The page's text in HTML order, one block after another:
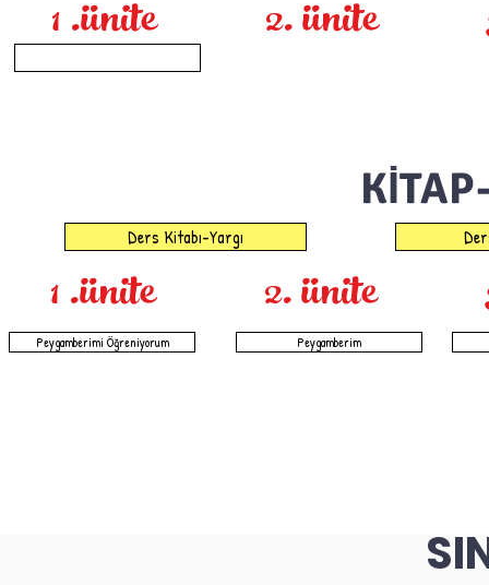
1 .ünite 2. ünite
Ders Kitabı-Yargı
1 .ünite 2. ünite
Peygamberimi Öğreniyorum Peygamberim